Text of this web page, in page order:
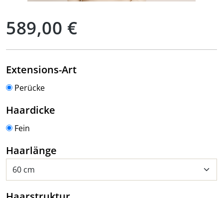
589,00 €
Extensions-Artauswählen
Perücke
Haardicke
Fein
Haarlänge